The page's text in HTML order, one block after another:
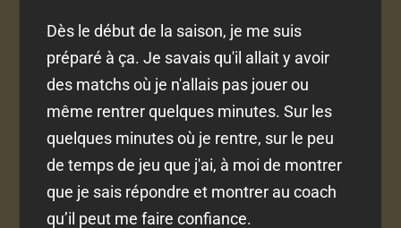
Dès le début de la saison, je me suis
préparé à ça. Je savais qu'il allait y avoir
des matchs où je n'allais pas jouer ou
même rentrer quelques minutes. Sur les
quelques minutes où je rentre, sur le peu
de temps de jeu que j'ai, à moi de montrer
que je sais répondre et montrer au coach
qu’il peut me faire confiance.